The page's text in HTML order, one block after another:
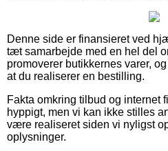
Denne side er finansieret ved
tæt samarbejde med en hel del
promoverer butikkernes varer,
at du realiserer en bestilling.
Fakta omkring tilbud og internet
hyppigt, men vi kan ikke stilles
være realiseret siden vi nyligst
oplysninger.